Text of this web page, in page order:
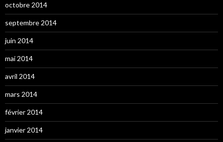
octobre 2014
septembre 2014
juin 2014
mai 2014
avril 2014
mars 2014
février 2014
janvier 2014